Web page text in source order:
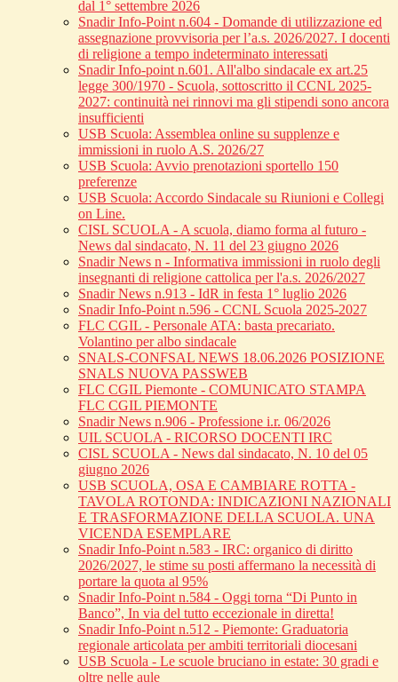
dal 1° settembre 2026
Snadir Info-Point n.604 - Domande di utilizzazione ed
assegnazione provvisoria per l’a.s. 2026/2027. I docenti
di religione a tempo indeterminato interessati
Snadir Info-point n.601. All'albo sindacale ex art.25
legge 300/1970 - Scuola, sottoscritto il CCNL 2025-
2027: continuità nei rinnovi ma gli stipendi sono ancora
insufficienti
USB Scuola: Assemblea online su supplenze e
immissioni in ruolo A.S. 2026/27
USB Scuola: Avvio prenotazioni sportello 150
preferenze
USB Scuola: Accordo Sindacale su Riunioni e Collegi
on Line.
CISL SCUOLA - A scuola, diamo forma al futuro -
News dal sindacato, N. 11 del 23 giugno 2026
Snadir News n - Informativa immissioni in ruolo degli
insegnanti di religione cattolica per l'a.s. 2026/2027
Snadir News n.913 - IdR in festa 1° luglio 2026
Snadir Info-Point n.596 - CCNL Scuola 2025-2027
FLC CGIL - Personale ATA: basta precariato.
Volantino per albo sindacale
SNALS-CONFSAL NEWS 18.06.2026 POSIZIONE
SNALS NUOVA PASSWEB
FLC CGIL Piemonte - COMUNICATO STAMPA
FLC CGIL PIEMONTE
Snadir News n.906 - Professione i.r. 06/2026
UIL SCUOLA - RICORSO DOCENTI IRC
CISL SCUOLA - News dal sindacato, N. 10 del 05
giugno 2026
USB SCUOLA, OSA E CAMBIARE ROTTA -
TAVOLA ROTONDA: INDICAZIONI NAZIONALI
E TRASFORMAZIONE DELLA SCUOLA. UNA
VICENDA ESEMPLARE
Snadir Info-Point n.583 - IRC: organico di diritto
2026/2027, le stime su posti affermano la necessità di
portare la quota al 95%
Snadir Info-Point n.584 - Oggi torna “Di Punto in
Banco”, In via del tutto eccezionale in diretta!
Snadir Info-Point n.512 - Piemonte: Graduatoria
regionale articolata per ambiti territoriali diocesani
USB Scuola - Le scuole bruciano in estate: 30 gradi e
oltre nelle aule